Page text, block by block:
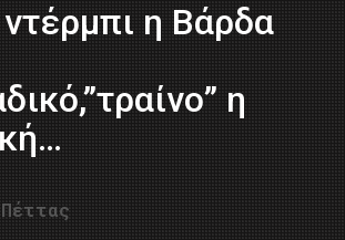
η Βάρδα
η